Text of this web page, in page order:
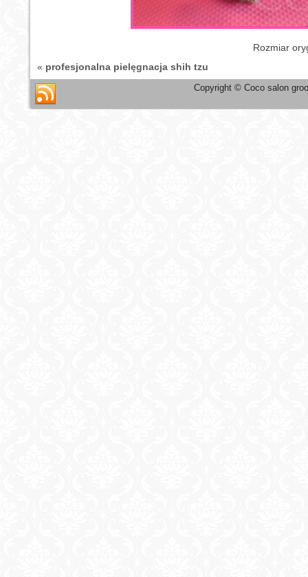
Rozmiar
« profesjonalna pielęgnacja shih tzu
Copyright © Coco salon